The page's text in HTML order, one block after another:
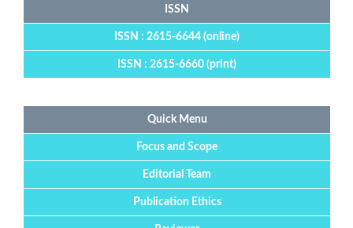
ISSN
ISSN : 2615-6644 (online)
ISSN : 2615-6660 (print)
Quick Menu
Focus and Scope
Editorial Team
Publication Ethics